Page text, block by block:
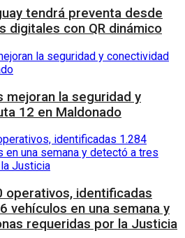
tendrá preventa desde
digitales con QR dinámico
mejoran la seguridad y
12 en Maldonado
operativos, identificadas
vehículos en una semana y
requeridas por la Justicia